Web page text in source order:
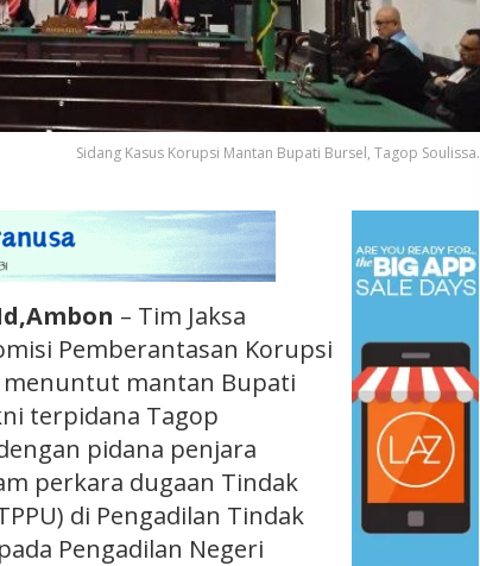
Sidang Kasus Korupsi Mantan Bupati Bursel, Tagop Soulissa.
– Tim Jaksa
Pemberantasan Korupsi
menuntut mantan Bupati
terpidana Tagop
pidana penjara
perkara dugaan Tindak
di Pengadilan Tindak
Pengadilan Negeri